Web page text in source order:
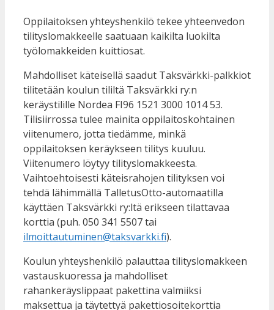
Oppilaitoksen yhteyshenkilö tekee yhteenvedon
tilityslomakkeelle saatuaan kaikilta luokilta
työlomakkeiden kuittiosat.
Mahdolliset käteisellä saadut Taksvärkki-palkkiot
tilitetään koulun tililtä Taksvärkki ry:n
keräystilille Nordea FI96 1521 3000 1014 53.
Tilisiirrossa tulee mainita oppilaitoskohtainen
viitenumero, jotta tiedämme, minkä
oppilaitoksen keräykseen tilitys kuuluu.
Viitenumero löytyy tilityslomakkeesta.
Vaihtoehtoisesti käteisrahojen tilityksen voi
tehdä lähimmällä TalletusOtto-automaatilla
käyttäen Taksvärkki ry:ltä erikseen tilattavaa
korttia (puh. 050 341 5507 tai
ilmoittautuminen@taksvarkki.fi).
Koulun yhteyshenkilö palauttaa tilityslomakkeen
vastauskuoressa ja mahdolliset
rahankeräyslippaat pakettina valmiiksi
maksettua ja täytettyä pakettiosoitekorttia